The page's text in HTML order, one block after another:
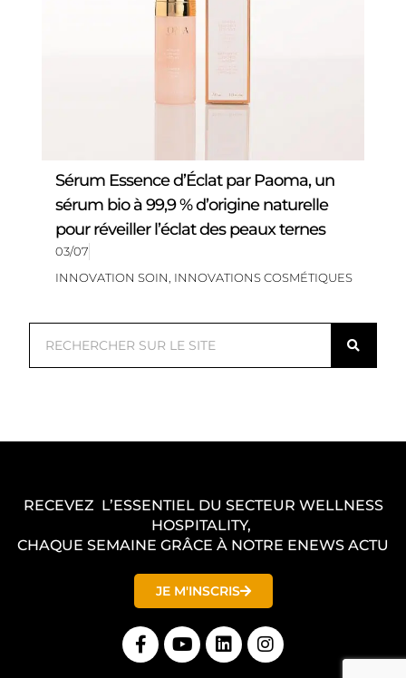
Sérum Essence d’Éclat par Paoma, un
sérum bio à 99,9 % d’origine naturelle
pour réveiller l’éclat des peaux ternes
03/07
INNOVATION SOIN INNOVATIONS COSMÉTIQUES
h
r
RECEVEZ L’ESSENTIEL DU SECTEUR WELLNESS
HOSPITALITY,
CHAQUE SEMAINE GRÂCE À NOTRE ENEWS ACTU
JE M'INSCRIS
F
a
Y
o
L
i
I
n